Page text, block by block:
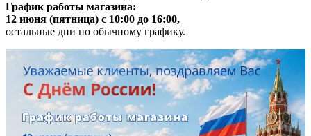
График работы магазина:
12 июня (пятница) с 10:00 до 16:00,
остальные дни по обычному графику.